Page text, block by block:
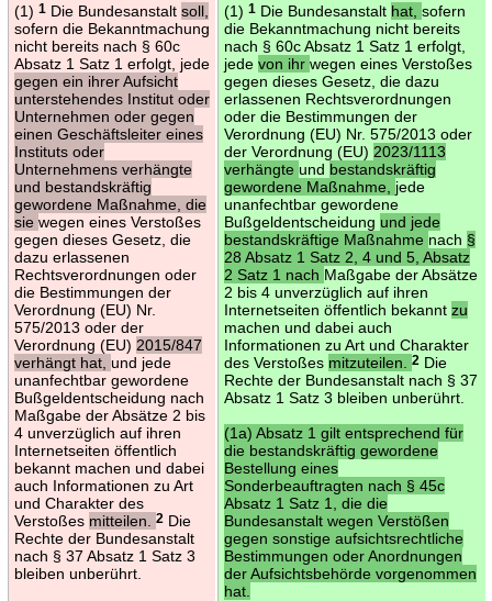
(1) 1Die Bundesanstalt soll,
sofern die Bekanntmachung
nicht bereits nach § 60c
Absatz 1 Satz 1 erfolgt, jede
gegen ein ihrer Aufsicht
unterstehendes Institut oder
Unternehmen oder gegen
einen Geschäftsleiter eines
Instituts oder
Unternehmens verhängte
und bestandskräftig
gewordene Maßnahme, die
sie wegen eines Verstoßes
gegen dieses Gesetz, die
dazu erlassenen
Rechtsverordnungen oder
die Bestimmungen der
Verordnung (EU) Nr.
575/2013 oder der
Verordnung (EU) 2015/847
verhängt hat, und jede
unanfechtbar gewordene
Bußgeldentscheidung nach
Maßgabe der Absätze 2 bis
4 unverzüglich auf ihren
Internetseiten öffentlich
bekannt machen und dabei
auch Informationen zu Art
und Charakter des
Verstoßes mitteilen. 2Die
Rechte der Bundesanstalt
nach § 37 Absatz 1 Satz 3
bleiben unberührt.
(1) 1Die Bundesanstalt hat, sofern
die Bekanntmachung nicht bereits
nach § 60c Absatz 1 Satz 1 erfolgt,
jede von ihr wegen eines Verstoßes
gegen dieses Gesetz, die dazu
erlassenen Rechtsverordnungen
oder die Bestimmungen der
Verordnung (EU) Nr. 575/2013 oder
der Verordnung (EU) 2023/1113
verhängte und bestandskräftig
gewordene Maßnahme, jede
unanfechtbar gewordene
Bußgeldentscheidung und jede
bestandskräftige Maßnahme nach §
28 Absatz 1 Satz 2, 4 und 5, Absatz
2 Satz 1 nach Maßgabe der Absätze
2 bis 4 unverzüglich auf ihren
Internetseiten öffentlich bekannt zu
machen und dabei auch
Informationen zu Art und Charakter
des Verstoßes mitzuteilen. 2Die
Rechte der Bundesanstalt nach § 37
Absatz 1 Satz 3 bleiben unberührt.
(1a) Absatz 1 gilt entsprechend für
die bestandskräftig gewordene
Bestellung eines
Sonderbeauftragten nach § 45c
Absatz 1 Satz 1, die die
Bundesanstalt wegen Verstößen
gegen sonstige aufsichtsrechtliche
Bestimmungen oder Anordnungen
der Aufsichtsbehörde vorgenommen
hat.